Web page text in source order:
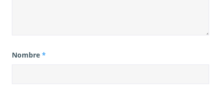
Nombre *